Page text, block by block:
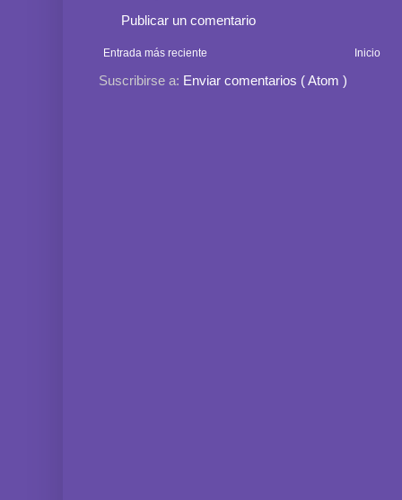
Publicar un comentario
Entrada más reciente Inicio
Suscribirse a: Enviar comentarios ( Atom )